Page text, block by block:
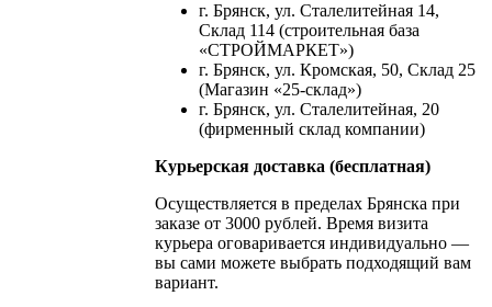
г. Брянск, ул. Сталелитейная 14,
Склад 114 (строительная база
«СТРОЙМАРКЕТ»)
г. Брянск, ул. Кромская, 50, Склад 25
(Магазин «25-склад»)
г. Брянск, ул. Сталелитейная, 20
(фирменный склад компании)
Курьерская доставка (бесплатная)
Осуществляется в пределах Брянска при
заказе от 3000 рублей. Время визита
курьера оговаривается индивидуально —
вы сами можете выбрать подходящий вам
вариант.